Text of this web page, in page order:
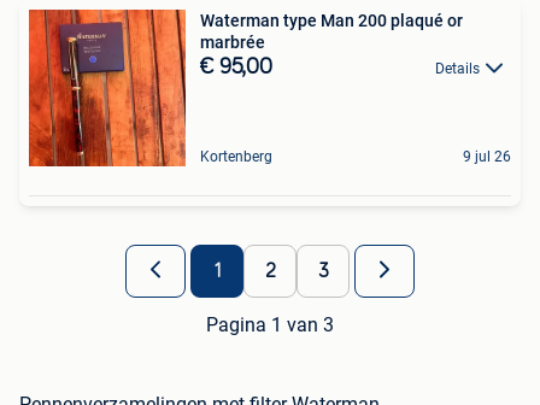
Waterman type Man 200 plaqué or
marbrée
€ 95,00 Details
Kortenberg 9 jul 26
1 2 3
Pagina 1 van 3